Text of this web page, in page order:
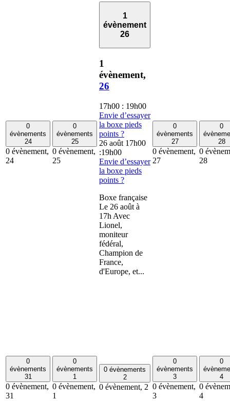
0
évènements
24
0 évènement,
24
0
évènements
25
0 évènement,
25
1
évènement
26
1
évènement,
26
17h00 : 19h00
Envie d’essayer
la boxe pieds
points ?
26 août 17h00
:19h00
Envie d’essayer
la boxe pieds
points ?
Boxe française
Le 26 août à
17h Avec
Lionel,
moniteur
fédéral,
Champion de
France,
d'Europe, et...
0
évènements
27
0 évènement,
27
0
28
0
28
0
évènements
31
0 évènement,
31
0
évènements
1
0 évènement,
1
0 évènements
2
0 évènement, 2
0
évènements
3
0 évènement,
3
0
4
0
4